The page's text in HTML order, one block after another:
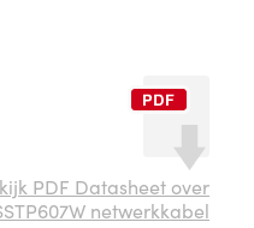
PDF Datasheet over
netwerkkabel